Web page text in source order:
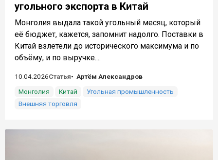
угольного экспорта в Китай
Монголия выдала такой угольный месяц, который
её бюджет, кажется, запомнит надолго. Поставки в
Китай взлетели до исторического максимума и по
объёму, и по выручке....
10.04.2026Статья
Артём Александров
Монголия
Китай
Угольная промышленность
Внешняя торговля